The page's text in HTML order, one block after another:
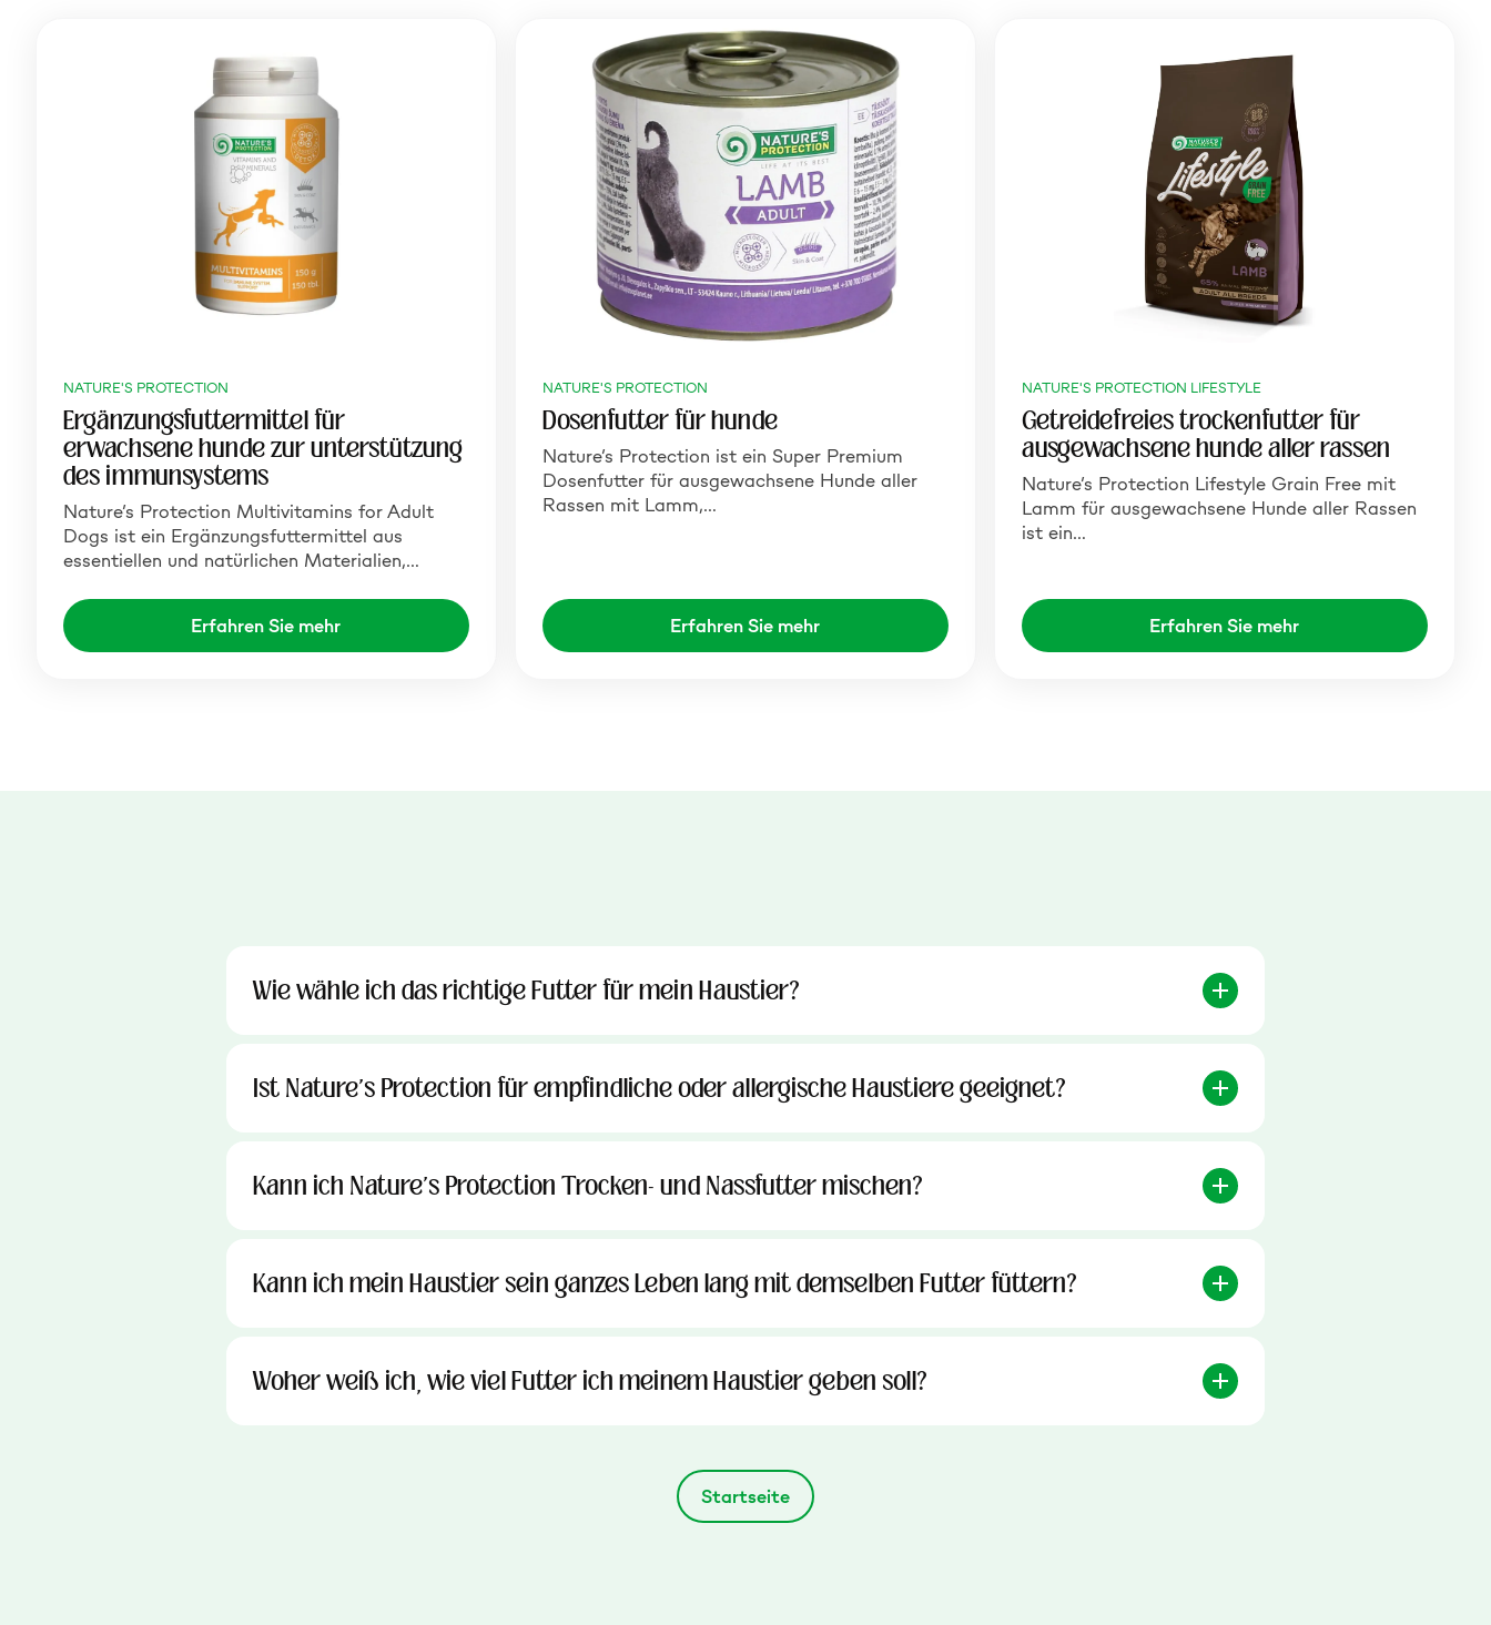
NATURE'S PROTECTION
Ergänzungsfuttermittel für
erwachsene hunde zur unterstützung
des immunsystems
Nature’s Protection Multivitamins for Adult
Dogs ist ein Ergänzungsfuttermittel aus
essentiellen und natürlichen Materialien,…
Erfahren Sie mehr
NATURE'S PROTECTION
Dosenfutter für hunde
Nature’s Protection ist ein Super Premium
Dosenfutter für ausgewachsene Hunde aller
Rassen mit Lamm,…
Erfahren Sie mehr
NATURE'S PROTECTION LIFESTYLE
Getreidefreies trockenfutter für
ausgewachsene hunde aller rassen
Nature’s Protection Lifestyle Grain Free mit
Lamm für ausgewachsene Hunde aller Rassen
ist ein…
Erfahren Sie mehr
Wie wähle ich das richtige Futter für mein Haustier?
Ist Nature's Protection für empfindliche oder allergische Haustiere geeignet?
Kann ich Nature's Protection Trocken- und Nassfutter mischen?
Kann ich mein Haustier sein ganzes Leben lang mit demselben Futter füttern?
Woher weiß ich, wie viel Futter ich meinem Haustier geben soll?
Startseite